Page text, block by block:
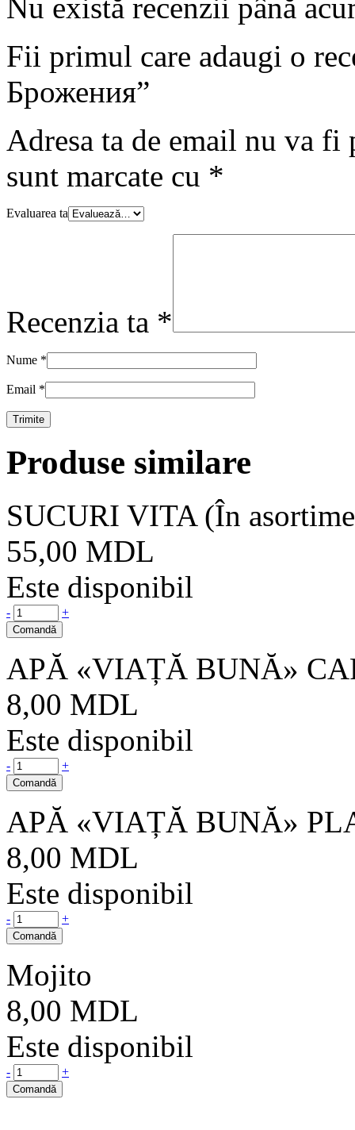
Nu există recenzii până
Fii primul care adaugi o
Брожения”
Adresa ta de email nu va fi
sunt marcate cu *
Evaluarea ta
Recenzia ta *
Nume *
Email *
Produse similare
SUCURI VITA (În
55,00 MDL
Este disponibil
- +
Comandă
APĂ «VIAȚĂ BUNĂ»
8,00 MDL
Este disponibil
- +
Comandă
APĂ «VIAȚĂ BUNĂ»
8,00 MDL
Este disponibil
- +
Comandă
Mojito
8,00 MDL
Este disponibil
- +
Comandă